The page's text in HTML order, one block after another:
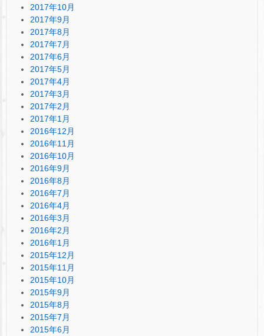
2017年10月
2017年9月
2017年8月
2017年7月
2017年6月
2017年5月
2017年4月
2017年3月
2017年2月
2017年1月
2016年12月
2016年11月
2016年10月
2016年9月
2016年8月
2016年7月
2016年4月
2016年3月
2016年2月
2016年1月
2015年12月
2015年11月
2015年10月
2015年9月
2015年8月
2015年7月
2015年6月